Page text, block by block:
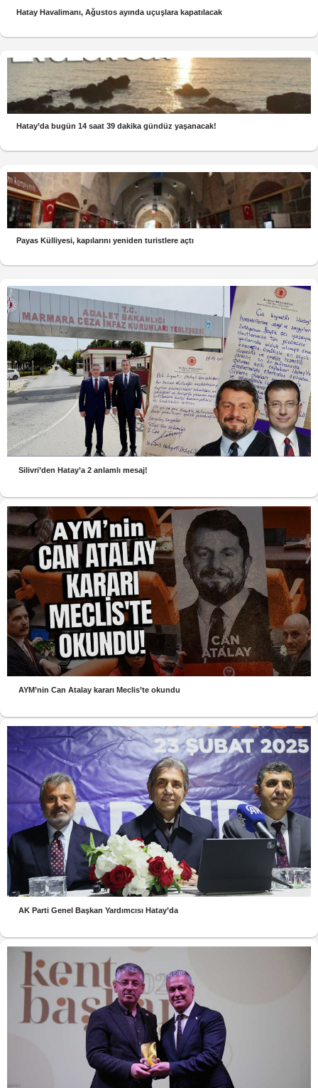
Hatay Havalimanı, Ağustos ayında uçuşlara kapatılacak
Hatay’da bugün 14 saat 39 dakika gündüz yaşanacak!
Payas Külliyesi, kapılarını yeniden turistlere açtı
Silivri’den Hatay’a 2 anlamlı mesaj!
AYM’nin Can Atalay kararı Meclis’te okundu
AK Parti Genel Başkan Yardımcısı Hatay’da